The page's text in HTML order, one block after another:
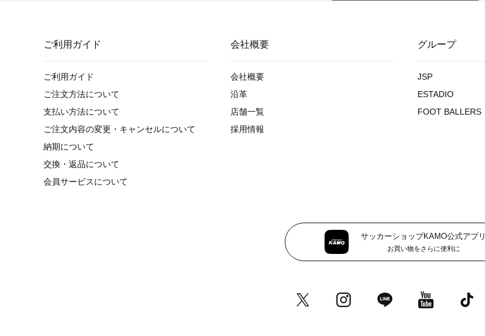
ご利用ガイド
ご利用ガイド
ご注文方法について
支払い方法について
ご注文内容の変更・キャンセルについて
納期について
交換・返品について
会員サービスについて
会社概要
会社概要
沿革
店舗一覧
採用情報
グループ
JSP
ESTADIO
FOOT BALLERS
サッカーショップKAMO公式アプリ
お買い物をさらに便利に